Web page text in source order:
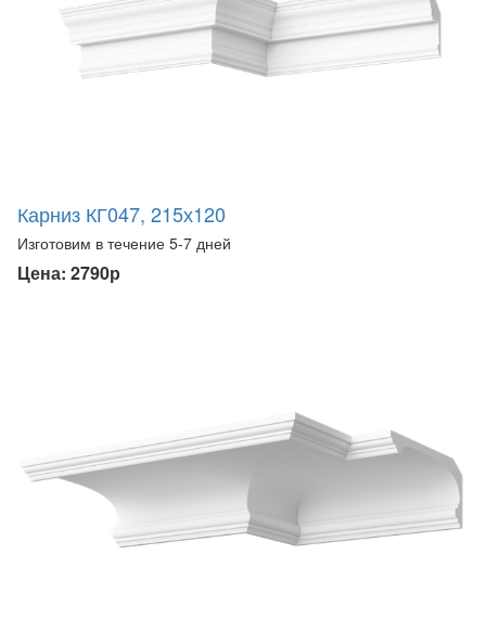
Карниз КГ047, 215х120
Изготовим в течение 5-7 дней
Цена: 2790р